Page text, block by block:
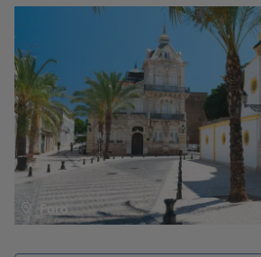
gravi 182 marches et embarqué sur
de pêcheurs, découvrez des grottes
des plages secrètes. Enfin un arrêt
Cape Saint Vincent, le point le plus
l’Europe, connu comme « la fin du
Faro